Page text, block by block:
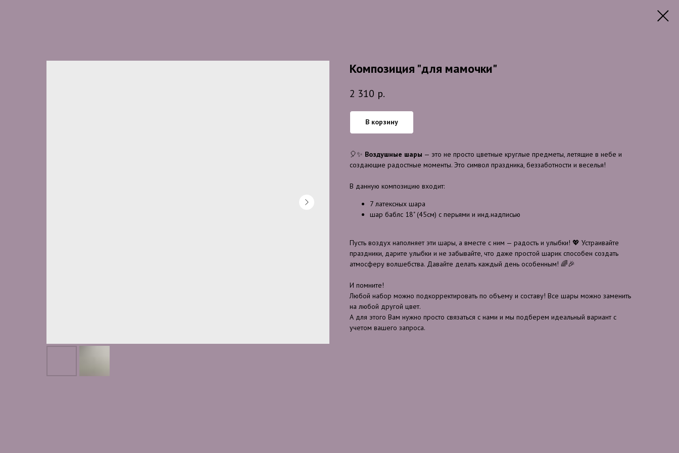
Композиция "для мамочки"
2 310 р.
В корзину
🎈✨ Воздушные шары — это не просто цветные круглые предметы, летящие в небе и
создающие радостные моменты. Это символ праздника, беззаботности и веселья!
В данную композицию входит:
7 латексных шара
шар баблс 18" (45см) с перьями и инд.надписью
Пусть воздух наполняет эти шары, а вместе с ним — радость и улыбки! 💖 Устраивайте
праздники, дарите улыбки и не забывайте, что даже простой шарик способен создать
атмосферу волшебства. Давайте делать каждый день особенным! 🌈🎉
И помните!
Любой набор можно подкорректировать по объему и составу! Все шары можно заменить
на любой другой цвет.
А для этого Вам нужно просто связаться с нами и мы подберем идеальный вариант с
учетом вашего запроса.